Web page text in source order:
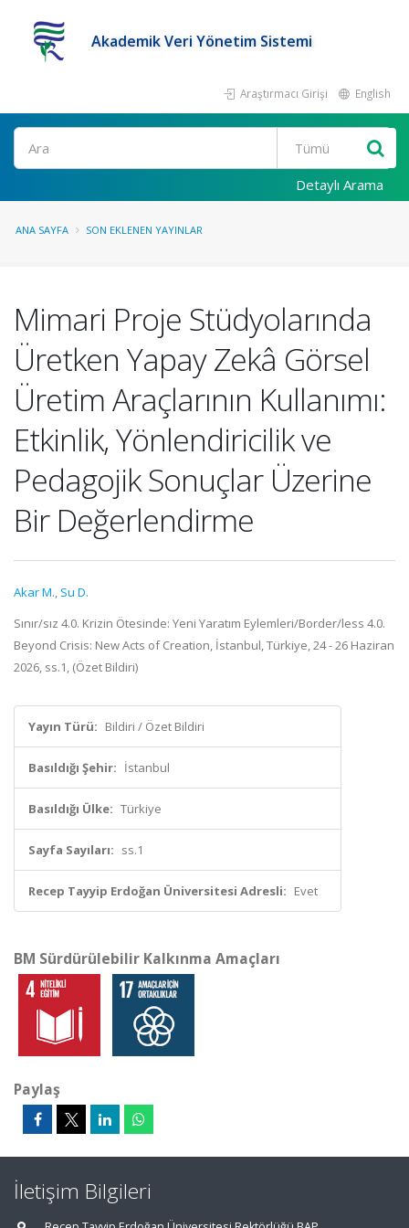
Akademik Veri Yönetim Sistemi
Araştırmacı Girişi English
Ara
Detaylı Arama
ANA SAYFA SON EKLENEN YAYINLAR
Mimari Proje Stüdyolarında
Üretken Yapay Zekâ Görsel
Üretim Araçlarının Kullanımı:
Etkinlik, Yönlendiricilik ve
Pedagojik Sonuçlar Üzerine
Bir Değerlendirme
Akar M., Su D.
Sınır/sız 4.0. Krizin Ötesinde: Yeni Yaratım Eylemleri/Border/less 4.0.
Beyond Crisis: New Acts of Creation, İstanbul, Türkiye, 24 - 26 Haziran
2026, ss.1, (Özet Bildiri)
Yayın Türü: Bildiri / Özet Bildiri
Basıldığı Şehir: İstanbul
Basıldığı Ülke: Türkiye
Sayfa Sayıları: ss.1
Recep Tayyip Erdoğan Üniversitesi Adresli: Evet
BM Sürdürülebilir Kalkınma Amaçları
Paylaş
İletişim Bilgileri